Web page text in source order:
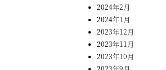
2024年2月
2024年1月
2023年12月
2023年11月
2023年10月